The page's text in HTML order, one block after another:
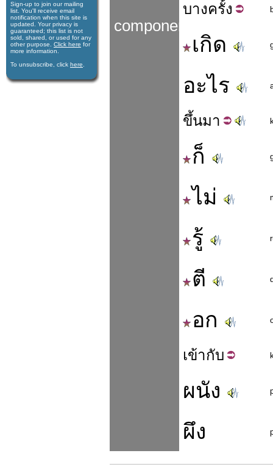
Sign-up to join our mail­ing
list. You'll receive e­mail
notification when this site is
updated. Your privacy is
guaran­teed; this list is not
sold, shared, or used for any
other purpose. Click here for
more infor­mation.
To unsubscribe, click here
components
บางครั้ง
เกิด
อะไร
ขึ้นมา
ก็
ไม่
รู้
ตี
อก
เข้ากับ
ผนัง
ผึง